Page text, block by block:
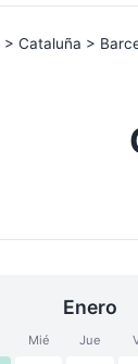
> Cataluña >
Enero
Mié Jue